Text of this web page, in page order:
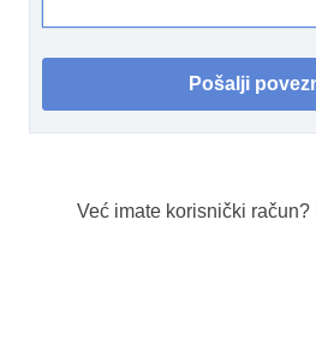
Već imate korisnički račun?